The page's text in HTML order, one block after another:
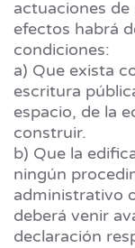
actuaciones
efectos habrá
condiciones:
a) Que exista
escritura
espacio, de la
construir.
b) Que la
ningún
administrativo
deberá venir
declaración